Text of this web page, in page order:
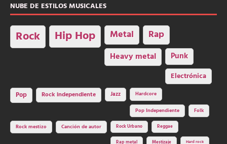
NUBE DE ESTILOS MUSICALES
Rock Hip Hop Metal Rap
Heavy metal Punk
Electrónica
Pop Rock independiente Jazz Hardcore
Pop Independiente Folk
Rock mestizo Canción de autor Rock Urbano Reggae
Rap metal Mestizaje Hard rock